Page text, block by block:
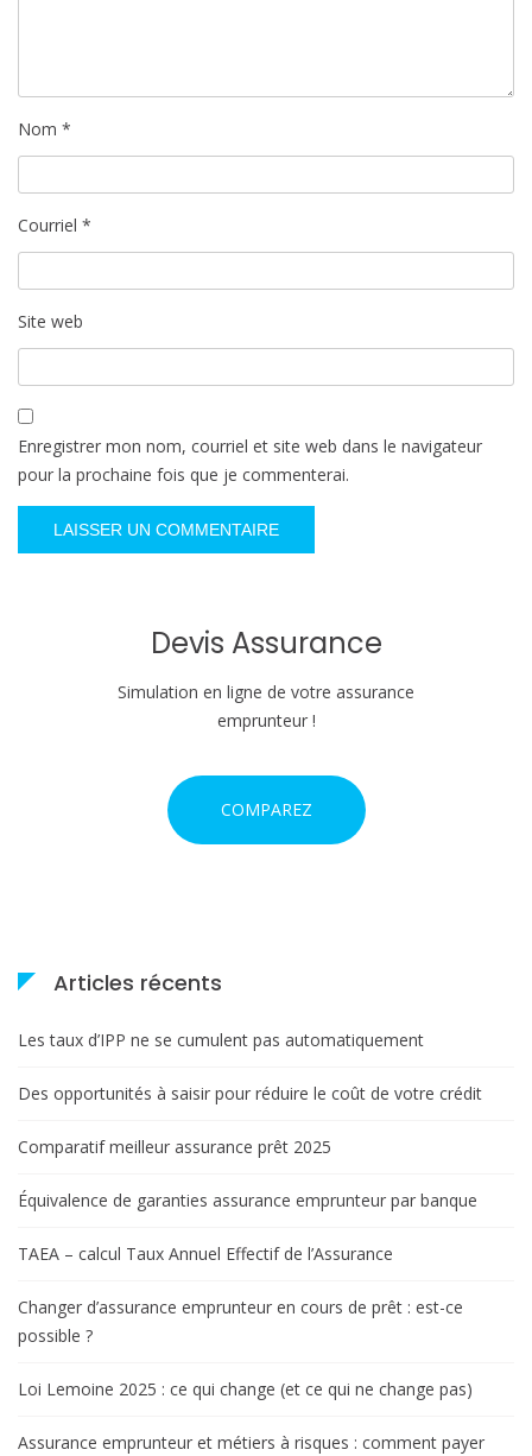
Nom *
Courriel *
Site web
Enregistrer mon nom, courriel et site web dans le navigateur
pour la prochaine fois que je commenterai.
Devis Assurance
Simulation en ligne de votre assurance
emprunteur !
COMPAREZ
Articles récents
Les taux d’IPP ne se cumulent pas automatiquement
Des opportunités à saisir pour réduire le coût de votre crédit
Comparatif meilleur assurance prêt 2025
Équivalence de garanties assurance emprunteur par banque
TAEA – calcul Taux Annuel Effectif de l’Assurance
Changer d’assurance emprunteur en cours de prêt : est-ce
possible ?
Loi Lemoine 2025 : ce qui change (et ce qui ne change pas)
Assurance emprunteur et métiers à risques : comment payer